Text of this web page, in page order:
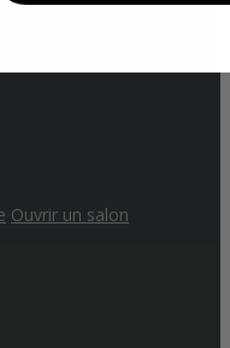
Ouvrir un salon